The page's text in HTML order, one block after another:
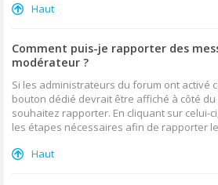
Haut
Comment puis-je rapporter des
modérateur ?
Si les administrateurs du forum ont activé
bouton dédié devrait être affiché à côté
souhaitez rapporter. En cliquant sur celui-
les étapes nécessaires afin de rapporter
Haut